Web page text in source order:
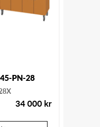
PN-28
34 000 kr